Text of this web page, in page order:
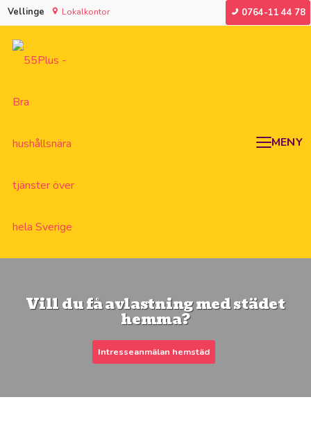
Vellinge Lokalkontor 0764-11 44 78
MENY
Vill du få avlastning med städet
hemma?
Intresseanmälan hemstäd